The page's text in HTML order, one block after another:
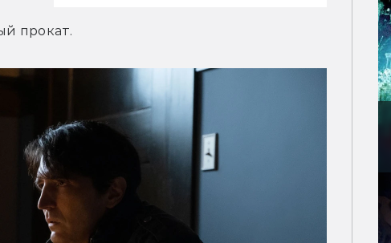
прокат.